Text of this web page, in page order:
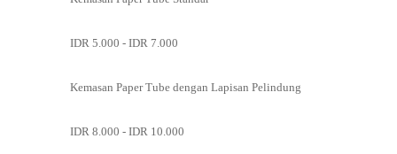
IDR 5.000 - IDR 7.000
Kemasan Paper Tube dengan Lapisan Pelindung
IDR 8.000 - IDR 10.000